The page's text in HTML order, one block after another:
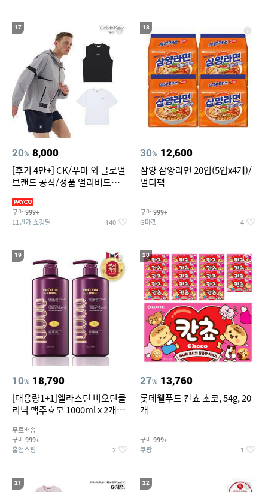
17
20% 8,000
[후기 4만+] CK/푸마 외 글로벌
브랜드 공식/정품 얼리버드
구매 999+
11번가 쇼킹딜 140
18
30% 12,600
삼양 삼양라면 20입(5입x4개)/
멀티팩
구매 999+
G마켓 4
19
10% 18,790
[대용량1+1]엘라스틴 비오틴클
리닉 맥주효모 1000ml x 2개
무료배송
구매 999+
홈앤쇼핑 2
20
27% 13,760
롯데웰푸드 칸쵸 초코, 54g, 20
개
구매 999+
쿠팡 1
21 22